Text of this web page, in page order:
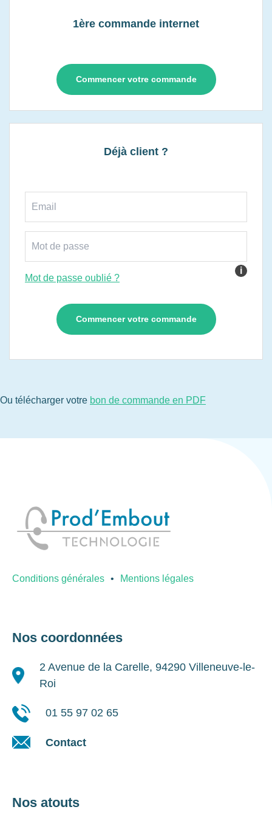
1ère commande internet
Commencer votre commande
Déjà client ?
i
Mot de passe oublié ?
Ou télécharger votre bon de commande en PDF
Conditions générales Mentions légales
Nos coordonnées
2 Avenue de la Carelle, 94290 Villeneuve-le-
Roi
01 55 97 02 65
Contact
Nos atouts